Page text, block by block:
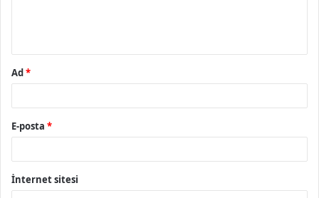
Ad*
E-posta *
İnternet sitesi